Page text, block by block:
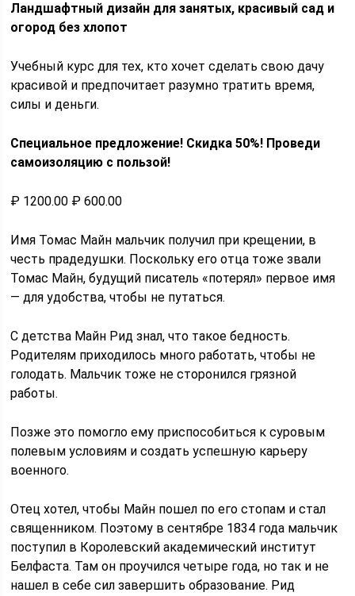
Ландшафтный дизайн для занятых, красивый сад и
огород без хлопот
Учебный курс для тех, кто хочет сделать свою дачу
красивой и предпочитает разумно тратить время,
силы и деньги.
Специальное предложение! Скидка 50%! Проведи
самоизоляцию с пользой!
₽ 1200.00 ₽ 600.00
Имя Томас Майн мальчик получил при крещении, в
честь прадедушки. Поскольку его отца тоже звали
Томас Майн, будущий писатель «потерял» первое имя
— для удобства, чтобы не путаться.
С детства Майн Рид знал, что такое бедность.
Родителям приходилось много работать, чтобы не
голодать. Мальчик тоже не сторонился грязной
работы.
Позже это помогло ему приспособиться к суровым
полевым условиям и создать успешную карьеру
военного.
Отец хотел, чтобы Майн пошел по его стопам и стал
священником. Поэтому в сентябре 1834 года мальчик
поступил в Королевский академический институт
Белфаста. Там он проучился четыре года, но так и не
нашел в себе сил завершить образование. Рид